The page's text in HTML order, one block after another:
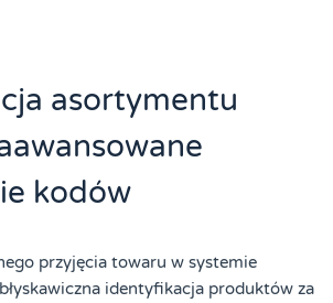
asortymentu
kodów
przyjęcia towaru w systemie
identyfikacja produktów za